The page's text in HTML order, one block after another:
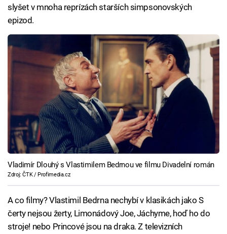
slyšet v mnoha reprízách starších simpsonovských
epizod.
Vladimír Dlouhý s Vlastimilem Bedrnou ve filmu Divadelní román
Zdroj: ČTK / Profimedia.cz
A co filmy? Vlastimil Bedrna nechybí v klasikách jako S
čerty nejsou žerty, Limonádový Joe, Jáchyme, hoď ho do
stroje! nebo Princové jsou na draka. Z televizních